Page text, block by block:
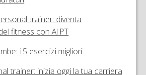
trainer: diventa
fitness con AIPT
i 5 esercizi migliori
trainer: inizia oggi la tua carriera